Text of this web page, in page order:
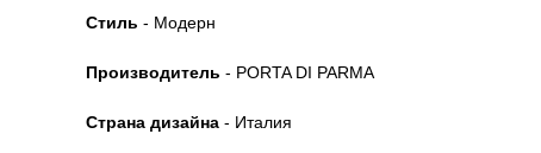
Стиль - Модерн
Производитель - PORTA DI PARMA
Страна дизайна - Италия